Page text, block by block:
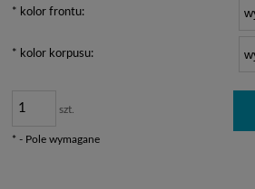
dni, wyświetlana jest najniższa cena od
* kolor frontu:
* kolor korpusu:
szt.
* - Pole wymagane